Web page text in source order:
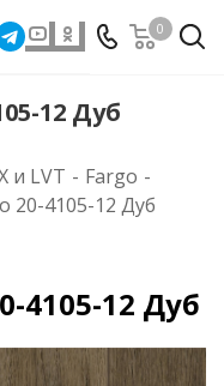
0
12 Дуб
и LVT - Fargo -
20-4105-12 Дуб
4105-12 Дуб